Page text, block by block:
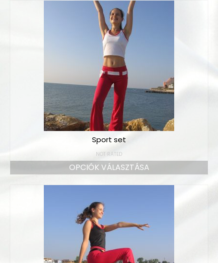
Sport set
NOT RATED
OPCIÓK VÁLASZTÁSA